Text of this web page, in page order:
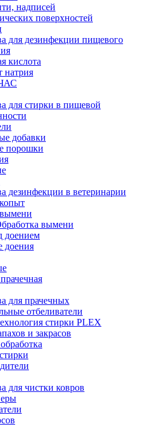
надписей
поверхностей
для дезинфекции пищевого
кислота
натрия
для стирки в пищевой
добавки
порошки
дезинфекции в ветеринарии
вымени
доением
доения
для прачечных
отбеливатели
стирки PLEX
и закрасов
для чистки ковров